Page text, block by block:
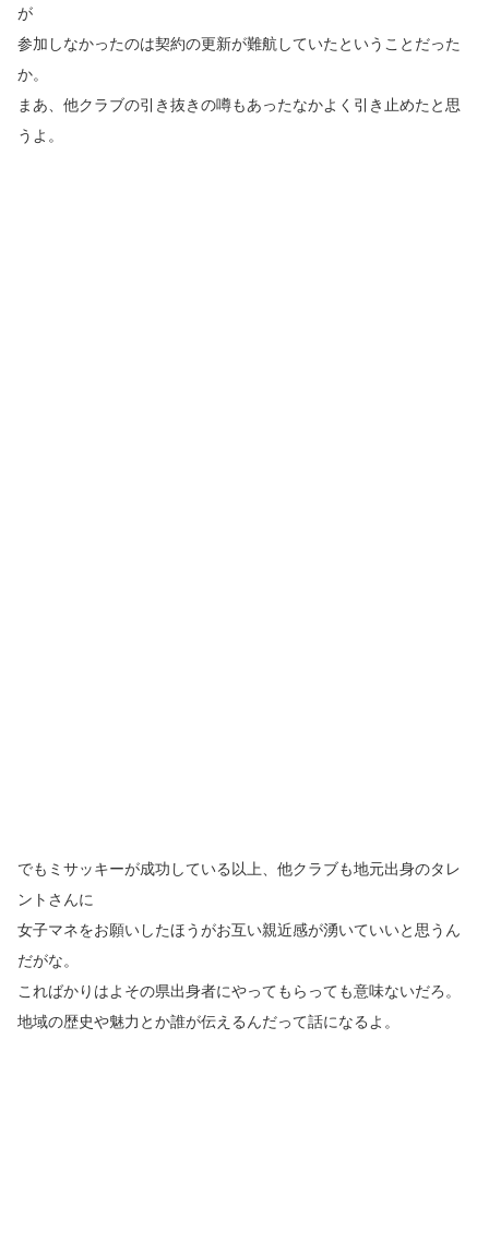
が
参加しなかったのは契約の更新が難航していたということだった
か。
まあ、他クラブの引き抜きの噂もあったなかよく引き止めたと思
うよ。
でもミサッキーが成功している以上、他クラブも地元出身のタレ
ントさんに
女子マネをお願いしたほうがお互い親近感が湧いていいと思うん
だがな。
こればかりはよその県出身者にやってもらっても意味ないだろ。
地域の歴史や魅力とか誰が伝えるんだって話になるよ。